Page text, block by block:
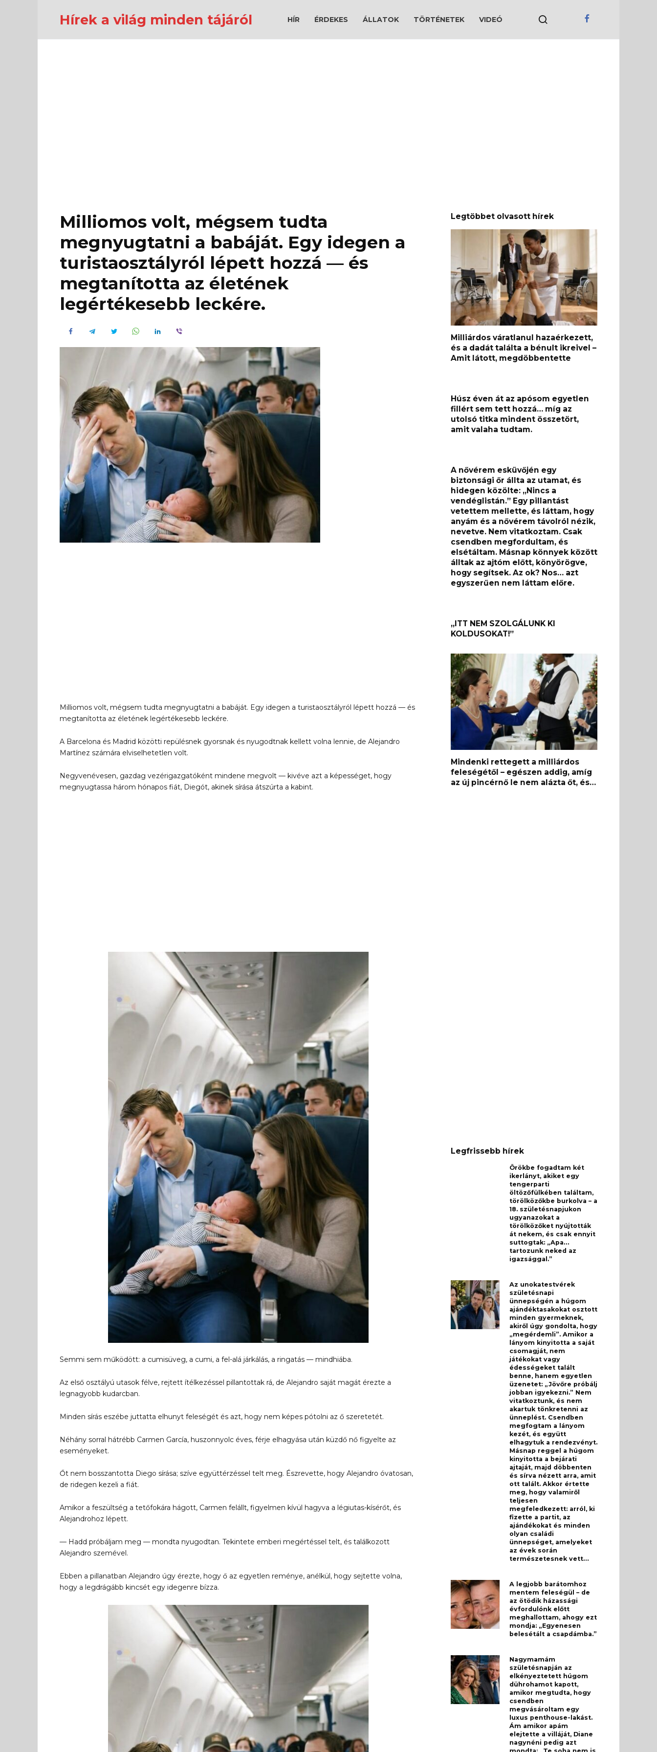
Hírek a világ minden tájáról HÍR ÉRDEKES ÁLLATOK TÖRTÉNETEK VIDEÓ
Milliomos volt, mégsem tudta
megnyugtatni a babáját. Egy idegen a
turistaosztályról lépett hozzá — és
megtanította az életének
legértékesebb leckére.
Milliomos volt, mégsem tudta megnyugtatni a babáját. Egy idegen a turistaosztályról lépett hozzá — és
megtanította az életének legértékesebb leckére.
A Barcelona és Madrid közötti repülésnek gyorsnak és nyugodtnak kellett volna lennie, de Alejandro
Martínez számára elviselhetetlen volt.
Negyvenévesen, gazdag vezérigazgatóként mindene megvolt — kivéve azt a képességet, hogy
megnyugtassa három hónapos fiát, Diegót, akinek sírása átszúrta a kabint.
Semmi sem működött: a cumisüveg, a cumi, a fel-alá járkálás, a ringatás — mindhiába.
Az első osztályú utasok félve, rejtett ítélkezéssel pillantottak rá, de Alejandro saját magát érezte a
legnagyobb kudarcban.
Minden sírás eszébe juttatta elhunyt feleségét és azt, hogy nem képes pótolni az ő szeretetét.
Néhány sorral hátrébb Carmen García, huszonnyolc éves, férje elhagyása után küzdő nő figyelte az
eseményeket.
Őt nem bosszantotta Diego sírása; szíve együttérzéssel telt meg. Észrevette, hogy Alejandro óvatosan,
de ridegen kezeli a fiát.
Amikor a feszültség a tetőfokára hágott, Carmen felállt, figyelmen kívül hagyva a légiutas-kísérőt, és
Alejandrohoz lépett.
— Hadd próbáljam meg — mondta nyugodtan. Tekintete emberi megértéssel telt, és találkozott
Alejandro szemével.
Ebben a pillanatban Alejandro úgy érezte, hogy ő az egyetlen reménye, anélkül, hogy sejtette volna,
hogy a legdrágább kincsét egy idegenre bízza.
Legtöbbet olvasott hírek
Milliárdos váratlanul hazaérkezett,
és a dadát találta a bénult ikreivel –
Amit látott, megdöbbentette
Húsz éven át az apósom egyetlen
fillért sem tett hozzá… míg az
utolsó titka mindent összetört,
amit valaha tudtam.
A nővérem esküvőjén egy
biztonsági őr állta az utamat, és
hidegen közölte: „Nincs a
vendéglistán.” Egy pillantást
vetettem mellette, és láttam, hogy
anyám és a nővérem távolról nézik,
nevetve. Nem vitatkoztam. Csak
csendben megfordultam, és
elsétáltam. Másnap könnyek között
álltak az ajtóm előtt, könyörögve,
hogy segítsek. Az ok? Nos… azt
egyszerűen nem láttam előre.
„ITT NEM SZOLGÁLUNK KI
KOLDUSOKAT!”
Mindenki rettegett a milliárdos
feleségétől – egészen addig, amíg
az új pincérnő le nem alázta őt, és…
Legfrissebb hírek
Örökbe fogadtam két
ikerlányt, akiket egy
tengerparti
öltözőfülkében találtam,
törölközőkbe burkolva – a
18. születésnapjukon
ugyanazokat a
törölközőket nyújtották
át nekem, és csak ennyit
suttogtak: „Apa…
tartozunk neked az
igazsággal.”
Az unokatestvérek
születésnapi
ünnepségén a húgom
ajándéktasakokat osztott
minden gyermeknek,
akiről úgy gondolta, hogy
„megérdemli”. Amikor a
lányom kinyitotta a saját
csomagját, nem
játékokat vagy
édességeket talált
benne, hanem egyetlen
üzenetet: „Jövőre próbálj
jobban igyekezni.” Nem
vitatkoztunk, és nem
akartuk tönkretenni az
ünneplést. Csendben
megfogtam a lányom
kezét, és együtt
elhagytuk a rendezvényt.
Másnap reggel a húgom
kinyitotta a bejárati
ajtaját, majd döbbenten
és sírva nézett arra, amit
ott talált. Akkor értette
meg, hogy valamiről
teljesen
megfeledkezett: arról, ki
fizette a partit, az
ajándékokat és minden
olyan családi
ünnepséget, amelyeket
az évek során
természetesnek vett…
A legjobb barátomhoz
mentem feleségül – de
az ötödik házassági
évfordulónk előtt
meghallottam, ahogy ezt
mondja: „Egyenesen
belesétált a csapdámba.”
Nagymamám
születésnapján az
elkényeztetett húgom
dührohamot kapott,
amikor megtudta, hogy
csendben
megvásároltam egy
luxus penthouse-lakást.
Ám amikor apám
elejtette a villáját, Diane
nagynéni pedig azt